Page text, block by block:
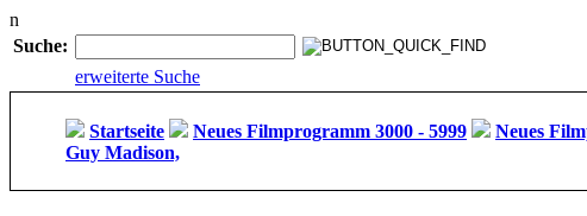
n
Suche:
erweiterte Suche
Startseite Neues Filmprogramm 3000 - 5999 Neues
Guy Madison,